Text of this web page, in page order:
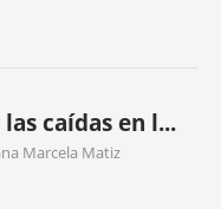
caídas en l...
Marcela Matiz